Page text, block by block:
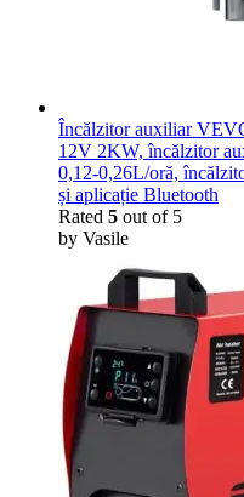
Încălzitor auxiliar
12V 2KW, încălzitor
0,12-0,26L/oră,
și aplicație Bluetooth
Rated 5 out of 5
by Vasile